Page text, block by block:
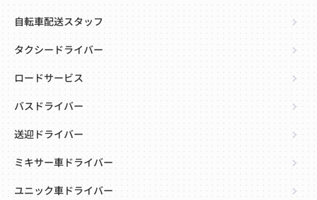
自転車配送スタッフ
タクシードライバー
ロードサービス
バスドライバー
送迎ドライバー
ミキサー車ドライバー
ユニック車ドライバー